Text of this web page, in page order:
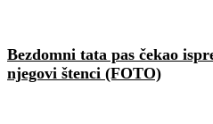
Bezdomni tata pas čekao
njegovi štenci (FOTO)